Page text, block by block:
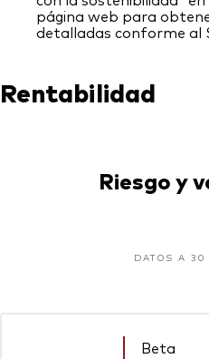
página web para
detalladas conforme al
Rentabilidad
Riesgo y
DATOS A
Beta